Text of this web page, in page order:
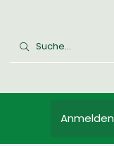
Anmelden